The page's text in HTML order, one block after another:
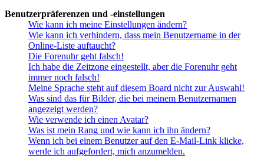
Benutzerpräferenzen und -einstellungen
Wie kann ich meine Einstellungen ändern?
Wie kann ich verhindern, dass mein Benutzername in der
Online-Liste auftaucht?
Die Forenuhr geht falsch!
Ich habe die Zeitzone eingestellt, aber die Forenuhr geht
immer noch falsch!
Meine Sprache steht auf diesem Board nicht zur Auswahl!
Was sind das für Bilder, die bei meinem Benutzernamen
angezeigt werden?
Wie verwende ich einen Avatar?
Was ist mein Rang und wie kann ich ihn ändern?
Wenn ich bei einem Benutzer auf den E-Mail-Link klicke,
werde ich aufgefordert, mich anzumelden.